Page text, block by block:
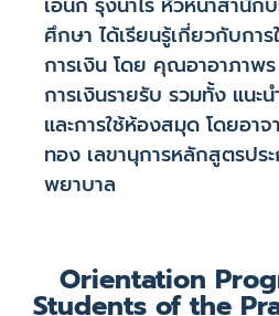
ศึกษา ได้เรียนรู้เกี่ยวกับกา
การเงิน โดย คุณอาอาภาพ
การเงินรายรับ รวมทั้ง แนะ
และการใช้ห้องสมุด โดยอา
ทอง เลขานุการหลักสูตรปร
พยาบาล
Orientation
Students of the